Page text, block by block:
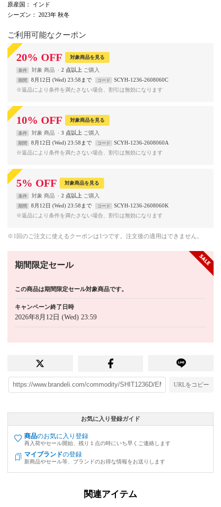
原産国 ： インド
シーズン ： 2023年 秋冬
ご利用可能なクーポン
20% OFF 対象商品を見る
条件 対象 商品 2 点以上
期間 8月12日 (Wed) 23:58まで コード
SCYH-1236-2608060C
※返品により条件を満たさない場合、割引は無効になります
10% OFF 対象商品を見る
条件 対象 商品 3 点以上
期間 8月12日 (Wed) 23:58まで コード
SCYH-1236-2608060A
※返品により条件を満たさない場合、割引は無効になります
5% OFF 対象商品を見る
条件 対象 商品 2 点以上
期間 8月12日 (Wed) 23:58まで コード
SCYH-1236-2608060K
※返品により条件を満たさない場合、割引は無効になります
※1回のご注文に使えるクーポンは1つです。注文後の適用はできません。
期間限定セール
この商品は期間限定セール対象商品です。
キャンペーン終了日時
2026年8月12日 (Wed) 23:59
URLをコピー
お気に入り登録ガイド
商品のお気に入り登録
再入荷やセール開始、残り１点の時にいち早くご連絡します
マイブランドの登録
新商品やセール等、ブランドのお得な情報をお送りします
関連アイテム